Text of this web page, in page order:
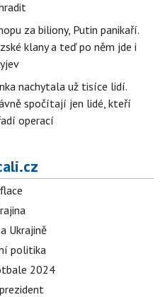
za biliony, Putin panikaří.
klany a teď po něm jde i
nachytala už tisíce lidí.
spočítají jen lidé, kteří
operací
Ukrajině
politika
2024